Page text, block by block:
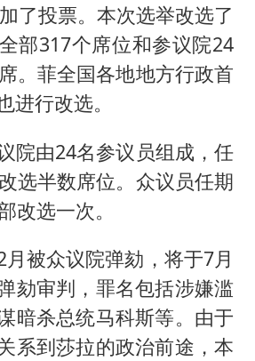
了投票。本次选举改选了
部317个席位和参议院24
。菲全国各地地方行政首
进行改选。
院由24名参议员组成，任
选半数席位。众议员任期
改选一次。
被众议院弹劾，将于7月
劾审判，罪名包括涉嫌滥
暗杀总统马科斯等。由于
系到莎拉的政治前途，本